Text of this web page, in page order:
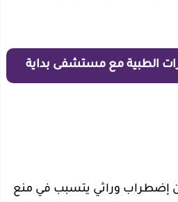
الطبية مع مستشفى بداية
إضطراب وراثي يتسبب في منع